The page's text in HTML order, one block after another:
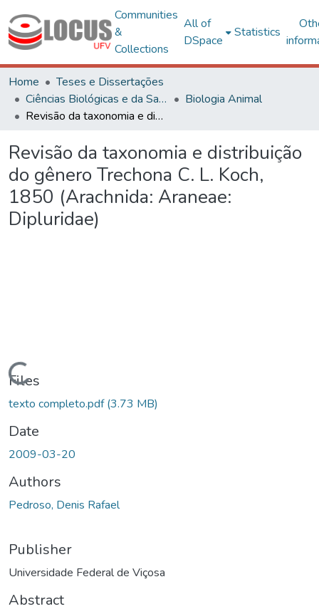
Communities
&
Collections
All of
DSpace
Statistics
Home
Teses e Dissertações
Ciências Biológicas e da Saúde
Biologia Animal
Revisão da taxonomia e distribuição do gênero Trechona C. L. Koch, 1850 (Arachnida: Araneae: Dipluridae)
Revisão da taxonomia e distribuição
do gênero Trechona C. L. Koch,
1850 (Arachnida: Araneae:
Dipluridae)
Files
texto completo.pdf(3.73 MB)
Date
2009-03-20
Authors
Pedroso, Denis Rafael
Publisher
Universidade Federal de Viçosa
Abstract